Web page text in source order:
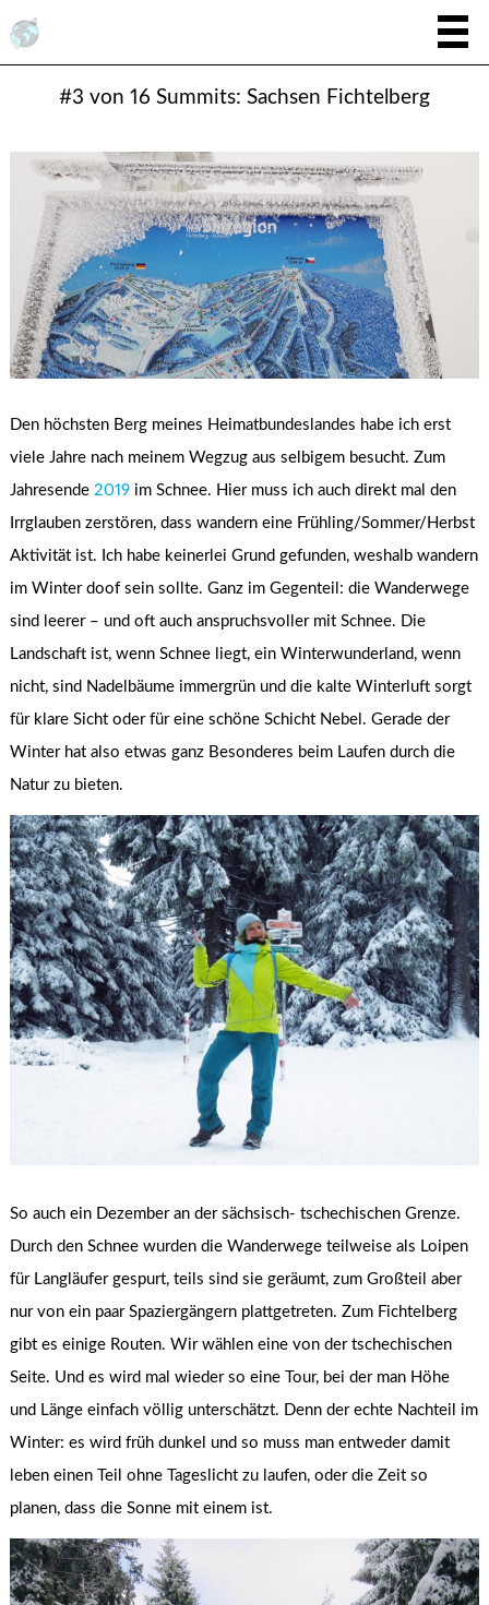
#3 von 16 Summits: Sachsen Fichtelberg
Den höchsten Berg meines Heimatbundeslandes habe ich erst
viele Jahre nach meinem Wegzug aus selbigem besucht. Zum
Jahresende2019 im Schnee. Hier muss ich auch direkt mal den
Irrglauben zerstören, dass wandern eine Frühling/Sommer/Herbst
Aktivität ist. Ich habe keinerlei Grund gefunden, weshalb wandern
im Winter doof sein sollte. Ganz im Gegenteil: die Wanderwege
sind leerer – und oft auch anspruchsvoller mit Schnee. Die
Landschaft ist, wenn Schnee liegt, ein Winterwunderland, wenn
nicht, sind Nadelbäume immergrün und die kalte Winterluft sorgt
für klare Sicht oder für eine schöne Schicht Nebel. Gerade der
Winter hat also etwas ganz Besonderes beim Laufen durch die
Natur zu bieten.
So auch ein Dezember an der sächsisch- tschechischen Grenze.
Durch den Schnee wurden die Wanderwege teilweise als Loipen
für Langläufer gespurt, teils sind sie geräumt, zum Großteil aber
nur von ein paar Spaziergängern plattgetreten. Zum Fichtelberg
gibt es einige Routen. Wir wählen eine von der tschechischen
Seite. Und es wird mal wieder so eine Tour, bei der man Höhe
und Länge einfach völlig unterschätzt. Denn der echte Nachteil im
Winter: es wird früh dunkel und so muss man entweder damit
leben einen Teil ohne Tageslicht zu laufen, oder die Zeit so
planen, dass die Sonne mit einem ist.